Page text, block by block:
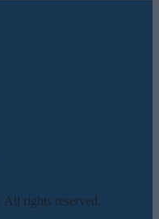
rights reserved.